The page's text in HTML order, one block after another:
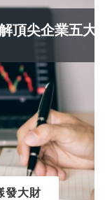
尖企業五大
財